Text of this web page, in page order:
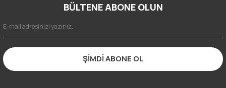
BÜLTENE ABONE OLUN
ŞİMDİ ABONE OL